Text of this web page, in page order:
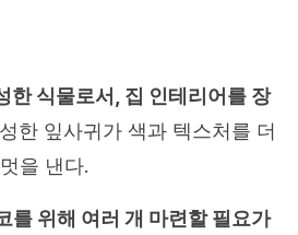
한 식물로서, 집 인테리어를 장
한 잎사귀가 색과 텍스처를 더
을 낸다.
를 위해 여러 개 마련할 필요가